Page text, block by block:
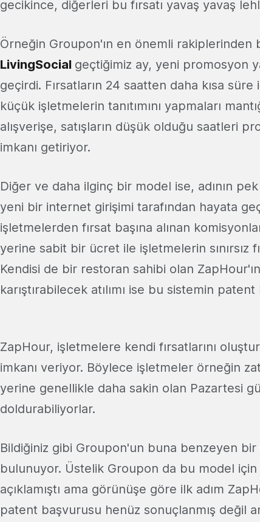
gecikince, diğerleri bu fırsatı yavaş yavaş
Örneğin Groupon'ın en önemli rakiplerinden
LivingSocial geçtiğimiz ay, yeni promosyon
geçirdi. Fırsatların 24 saatten daha kısa
küçük işletmelerin tanıtımını yapmaları
alışverişe, satışların düşük olduğu saatleri
imkanı getiriyor.
Diğer ve daha ilginç bir model ise, adının pek
yeni bir internet girişimi tarafından hayata
işletmelerden fırsat başına alınan
yerine sabit bir ücret ile işletmelerin sınırsız
Kendisi de bir restoran sahibi olan
karıştırabilecek atılımı ise bu sistemin
ZapHour, işletmelere kendi fırsatlarını
imkanı veriyor. Böylece işletmeler örneğin
yerine genellikle daha sakin olan Pazartesi
doldurabiliyorlar.
Bildiğiniz gibi Groupon'un buna benzeyen bir
bulunuyor. Üstelik Groupon da bu model için
açıklamıştı ama görünüşe göre ilk adım
patent başvurusu henüz sonuçlanmış değil